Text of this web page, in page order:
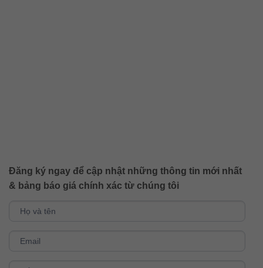
Đăng ký ngay để cập nhật những thông tin mới nhất
& bảng báo giá chính xác từ chúng tôi
human,